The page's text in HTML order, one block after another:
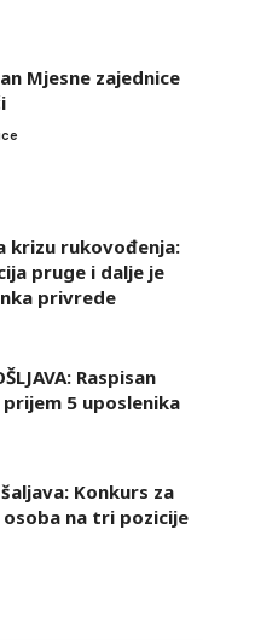
Mjesne zajednice
krizu rukovođenja:
pruge i dalje je
privrede
Raspisan
5 uposlenika
Konkurs za
na tri pozicije